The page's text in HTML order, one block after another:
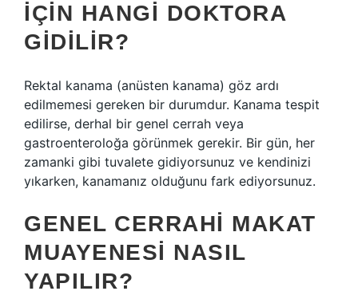
IÇIN HANGI DOKTORA
GIDILIR?
Rektal kanama (anüsten kanama) göz ardı
edilmemesi gereken bir durumdur. Kanama tespit
edilirse, derhal bir genel cerrah veya
gastroenteroloğa görünmek gerekir. Bir gün, her
zamanki gibi tuvalete gidiyorsunuz ve kendinizi
yıkarken, kanamanız olduğunu fark ediyorsunuz.
GENEL CERRAHI MAKAT
MUAYENESI NASIL
YAPILIR?